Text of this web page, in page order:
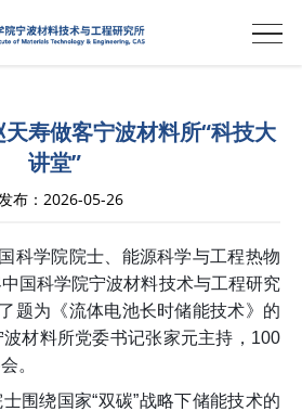
寿做客宁波材料所“科技大
讲堂”
布：2026-05-26
科学院院士、能源科学与工程热物
国科学院宁波材料技术与工程研究
题为《流体电池长时储能技术》的
材料所党委书记张家元主持，100
。
围绕国家“双碳”战略下储能技术的